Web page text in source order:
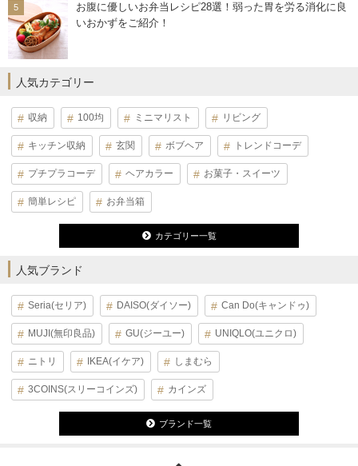
お腹に優しいお弁当レシピ28選！弱った胃を労る消化に良
いおかずをご紹介！
人気カテゴリー
収納 100均 ミニマリスト リビング
キッチン収納 玄関 ボブヘア トレンドコーデ
プチプラコーデ ヘアカラー お菓子・スイーツ
簡単レシピ お弁当箱
カテゴリー一覧
人気ブランド
Seria(セリア) DAISO(ダイソー) Can Do(キャンドゥ)
MUJI(無印良品) GU(ジーユー) UNIQLO(ユニクロ)
ニトリ IKEA(イケア) しまむら
3COINS(スリーコインズ) カインズ
ブランド一覧